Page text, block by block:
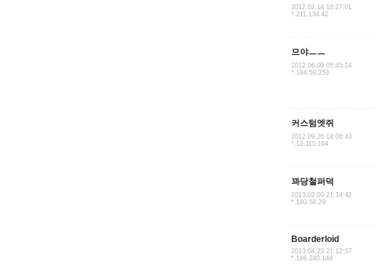
2012.02.14 16:27:01
*.211.134.42
므야ㅡㅡ
2012.06.09 05:45:24
*.184.59.253
커스텀엣쥐
2012.09.26 18:06:43
*.12.110.194
꽈당철퍼덕
2013.02.09 21:14:42
*.180.58.29
Boarderloid
2013.04.23 21:12:57
*.186.240.149